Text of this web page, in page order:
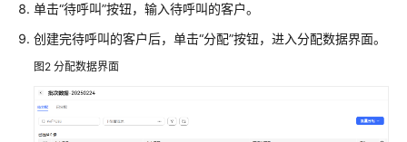
外
呼
务
报
单击“待呼叫”按钮，输入待呼叫的客户。
创建完待呼叫的客户后，单击“分配”按钮，进入分配数据界面。
图2 分配数据界面